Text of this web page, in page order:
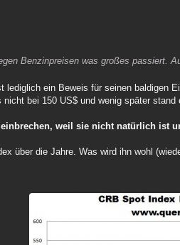
Benzinpreisen was großes passiert.
lediglich ein Beweis für seinen baldigen
nicht bei 150 US$ und wenig später
einbrechen, weil sie nicht natürlich ist
über die Jahre. Was wird ihn wohl